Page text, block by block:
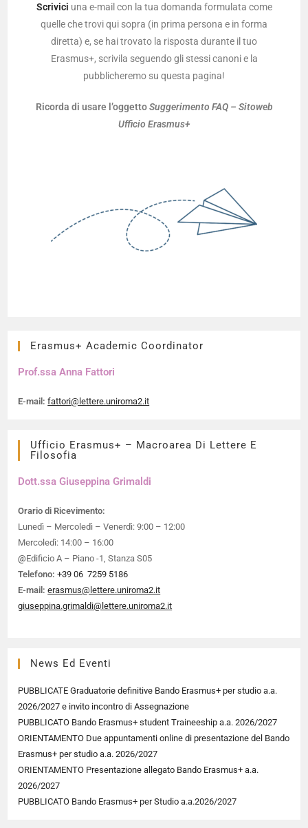
Scrivici una e-mail con la tua domanda formulata come
quelle che trovi qui sopra (in prima persona e in forma
diretta) e, se hai trovato la risposta durante il tuo
Erasmus+, scrivila seguendo gli stessi canoni e la
pubblicheremo su questa pagina!
Ricorda di usare l’oggettoSuggerimento FAQ – Sitoweb
Ufficio Erasmus+
Erasmus+ Academic Coordinator
Prof.ssa Anna Fattori
E-mail:fattori@lettere.uniroma2.it
Ufficio Erasmus+ – Macroarea Di Lettere E
Filosofia
Dott.ssa Giuseppina Grimaldi​
Orario di Ricevimento:
Lunedì – Mercoledì – Venerdì: 9:00 – 12:00
Mercoledì: 14:00 – 16:00
@Edificio A – Piano -1, Stanza S05
Telefono: +39 06 7259 5186
E-mail: erasmus@lettere.uniroma2.it
giuseppina.grimaldi@lettere.uniroma2.it
News Ed Eventi
PUBBLICATE Graduatorie definitive Bando Erasmus+ per studio a.a.
2026/2027 e invito incontro di Assegnazione
PUBBLICATO Bando Erasmus+ student Traineeship a.a. 2026/2027
ORIENTAMENTO Due appuntamenti online di presentazione del Bando
Erasmus+ per studio a.a. 2026/2027
ORIENTAMENTO Presentazione allegato Bando Erasmus+ a.a.
2026/2027
PUBBLICATO Bando Erasmus+ per Studio a.a.2026/2027